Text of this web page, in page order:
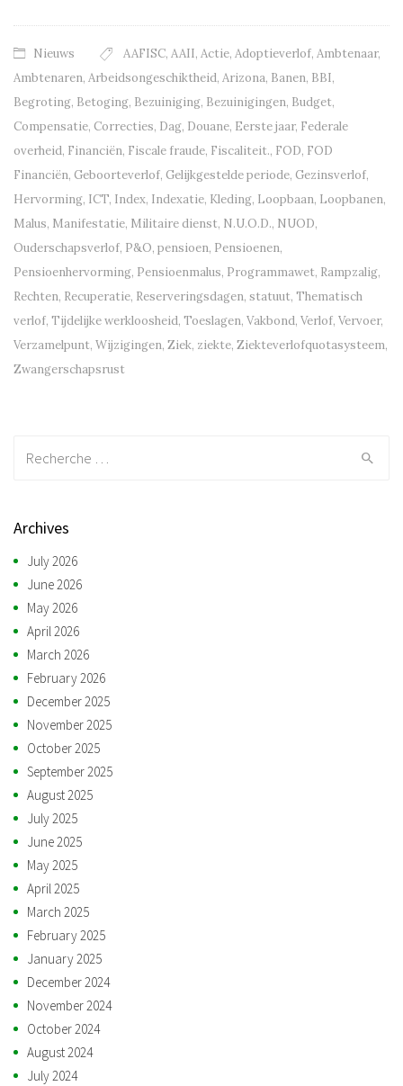
Nieuws AAFISC, AAII, Actie, Adoptieverlof, Ambtenaar,
Ambtenaren, Arbeidsongeschiktheid, Arizona, Banen, BBI,
Begroting, Betoging, Bezuiniging, Bezuinigingen, Budget,
Compensatie, Correcties, Dag, Douane, Eerste jaar, Federale
overheid, Financiën, Fiscale fraude, Fiscaliteit., FOD, FOD
Financiën, Geboorteverlof, Gelijkgestelde periode, Gezinsverlof,
Hervorming, ICT, Index, Indexatie, Kleding, Loopbaan, Loopbanen,
Malus, Manifestatie, Militaire dienst, N.U.O.D., NUOD,
Ouderschapsverlof, P&O, pensioen, Pensioenen,
Pensioenhervorming, Pensioenmalus, Programmawet, Rampzalig,
Rechten, Recuperatie, Reserveringsdagen, statuut, Thematisch
verlof, Tijdelijke werkloosheid, Toeslagen, Vakbond, Verlof, Vervoer,
Verzamelpunt, Wijzigingen, Ziek, ziekte, Ziekteverlofquotasysteem,
Zwangerschapsrust
Archives
July 2026
June 2026
May 2026
April 2026
March 2026
February 2026
December 2025
November 2025
October 2025
September 2025
August 2025
July 2025
June 2025
May 2025
April 2025
March 2025
February 2025
January 2025
December 2024
November 2024
October 2024
August 2024
July 2024